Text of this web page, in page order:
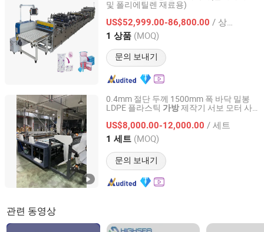
및 폴리에틸렌 재료용)
US$52,999.00-86,800.00 / 상품
1 상품 (MOQ)
문의 보내기
Zhejiang Mingli Machinery Technology Co., Ltd.
Zhejiang, China 이후 2026
0.4mm 절단 두께 1500mm 폭 바닥 밀봉
LDPE 플라스틱 가방제작기 서보 모터 사
US$8,000.00-12,000.00 / 세트
1 세트 (MOQ)
문의 보내기
Ruian Huarui Plastic Machinery Co., Ltd.
Zhejiang, China 이후 2009
관련 동영상